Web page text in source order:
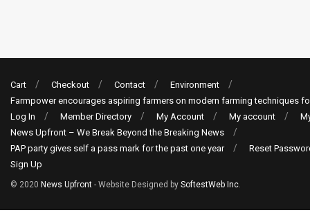
Cart Checkout Contact
Environment
Farmpower encourages aspiring farmers on modern farming techniques
Log In
Member Directory My Account My account
News Upfront – We Break Beyond the Breaking News
PAP party gives self a pass mark for the past one year
Reset
Sign Up
© 2020 News Upfront - Website Designed by SoftestWeb Inc.